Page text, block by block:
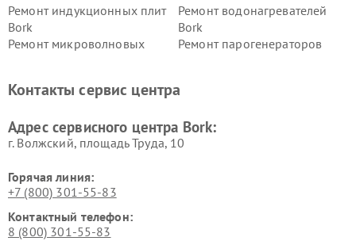
Ремонт индукционных плит
Bork
Ремонт водонагревателей
Bork
Ремонт микроволновых
Ремонт парогенераторов
воздуха Bork
Bork
Bork
Контакты сервис центра
Адрес сервисного центра Bork:
г. Волжский, площадь Труда, 10
Горячая линия:
+7 (800) 301-55-83
Контактный телефон:
8 (800) 301-55-83